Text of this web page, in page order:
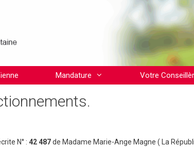
Mandature Votre
N° : 42 487de Madame Marie-Ange Magne ( La